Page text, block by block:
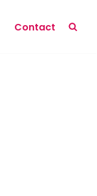
Contact